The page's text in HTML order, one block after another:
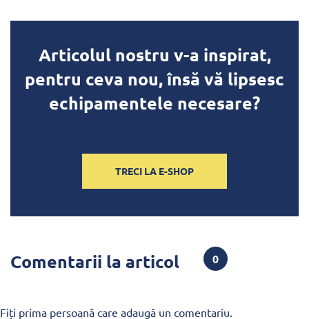
Articolul nostru v-a inspirat,
pentru ceva nou, însă vă lipsesc
echipamentele necesare?
TRECI LA E-SHOP
Comentarii la articol 0
Fiți prima persoană care adaugă un comentariu.